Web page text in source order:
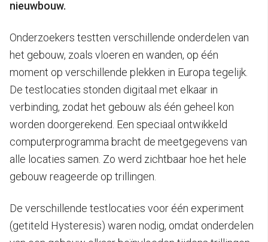
nieuwbouw.
Onderzoekers testten verschillende onderdelen van
het gebouw, zoals vloeren en wanden, op één
moment op verschillende plekken in Europa tegelijk.
De testlocaties stonden digitaal met elkaar in
verbinding, zodat het gebouw als één geheel kon
worden doorgerekend. Een speciaal ontwikkeld
computerprogramma bracht de meetgegevens van
alle locaties samen. Zo werd zichtbaar hoe het hele
gebouw reageerde op trillingen.
De verschillende testlocaties voor één experiment
(getiteld Hysteresis) waren nodig, omdat onderdelen